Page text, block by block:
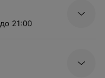
до 21:00